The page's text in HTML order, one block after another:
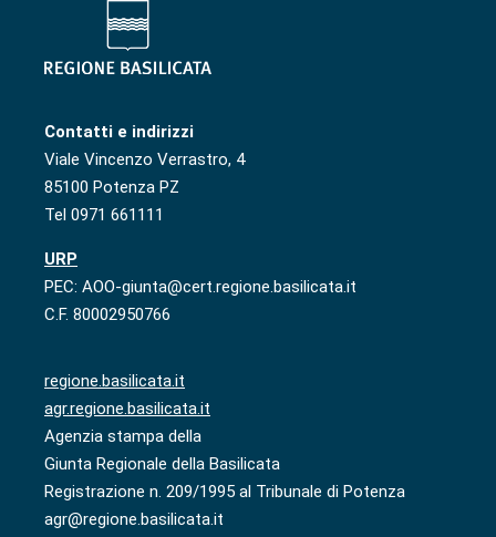
Contatti e indirizzi
Viale Vincenzo Verrastro, 4
85100 Potenza PZ
Tel 0971 661111
URP
PEC: AOO-giunta@cert.regione.basilicata.it
C.F. 80002950766
regione.basilicata.it
agr.regione.basilicata.it
Agenzia stampa della
Giunta Regionale della Basilicata
Registrazione n. 209/1995 al Tribunale di Potenza
agr@regione.basilicata.it